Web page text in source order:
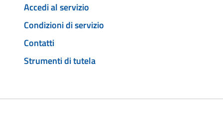
Accedi al servizio
Condizioni di servizio
Contatti
Strumenti di tutela